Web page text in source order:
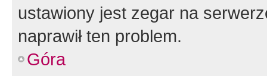
ustawiony jest zegar na
naprawił ten problem.
Góra